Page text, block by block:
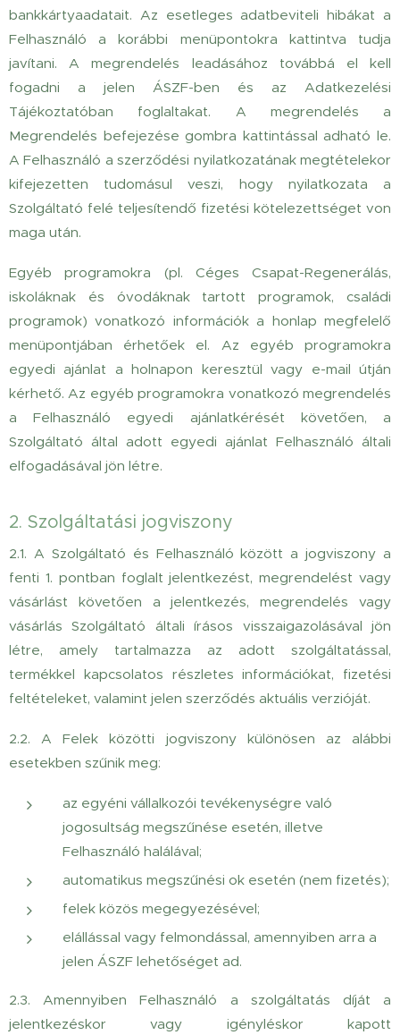
bankkártyaadatait. Az esetleges adatbeviteli hibákat a
Felhasználó a korábbi menüpontokra kattintva tudja
javítani. A megrendelés leadásához továbbá el kell
fogadni a jelen ÁSZF-ben és az Adatkezelési
Tájékoztatóban foglaltakat. A megrendelés a
Megrendelés befejezése gombra kattintással adható le.
A Felhasználó a szerződési nyilatkozatának megtételekor
kifejezetten tudomásul veszi, hogy nyilatkozata a
Szolgáltató felé teljesítendő fizetési kötelezettséget von
maga után.
Egyéb programokra (pl. Céges Csapat-Regenerálás,
iskoláknak és óvodáknak tartott programok, családi
programok) vonatkozó információk a honlap megfelelő
menüpontjában érhetőek el. Az egyéb programokra
egyedi ajánlat a holnapon keresztül vagy e-mail útján
kérhető. Az egyéb programokra vonatkozó megrendelés
a Felhasználó egyedi ajánlatkérését követően, a
Szolgáltató által adott egyedi ajánlat Felhasználó általi
elfogadásával jön létre.
2. Szolgáltatási jogviszony
2.1. A Szolgáltató és Felhasználó között a jogviszony a
fenti 1. pontban foglalt jelentkezést, megrendelést vagy
vásárlást követően a jelentkezés, megrendelés vagy
vásárlás Szolgáltató általi írásos visszaigazolásával jön
létre, amely tartalmazza az adott szolgáltatással,
termékkel kapcsolatos részletes információkat, fizetési
feltételeket, valamint jelen szerződés aktuális verzióját.
2.2. A Felek közötti jogviszony különösen az alábbi
esetekben szűnik meg:
az egyéni vállalkozói tevékenységre való
jogosultság megszűnése esetén, illetve
Felhasználó halálával;
automatikus megszűnési ok esetén (nem fizetés);
felek közös megegyezésével;
elállással vagy felmondással, amennyiben arra a
jelen ÁSZF lehetőséget ad.
2.3. Amennyiben Felhasználó a szolgáltatás díját a
jelentkezéskor vagy igényléskor kapott